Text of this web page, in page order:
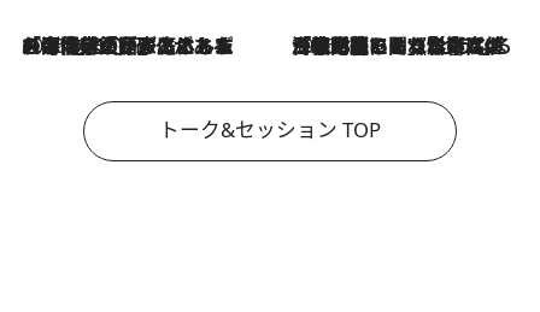
2026.8.3
「今後値上げがあるとすれば…」「リスクがあるのは今年の冬」エネルギー専門家が語る、ホルムズ海峡封鎖が家庭にもたらす“ある心配” 2026.8.3
「住宅建てられない…」「サーチャージ料の高値が続いている」ホルムズ海峡封鎖による影響はいつまで続く？《エネルギー専門家に聞く“どうなる日本の暮らし”》
トーク&セッション TOP